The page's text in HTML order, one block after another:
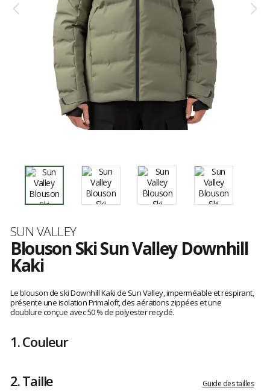
Marque
SUN VALLEY
Blouson Ski Sun Valley Downhill
Kaki
avis
clients
Le blouson de ski Downhill Kaki de Sun Valley, imperméable et respirant,
présente une isolation Primaloft, des aérations zippées et une
doublure conçue avec 50 % de polyester recyclé.
1.Couleur
2.Taille Guide des tailles